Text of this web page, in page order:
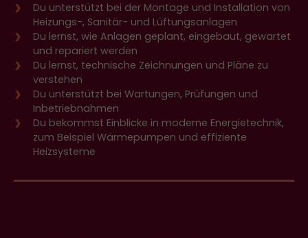
Du unterstützt bei der Montage und Installation von
Heizungs-, Sanitär- und Lüftungsanlagen
Du lernst, wie Anlagen geplant, eingebaut, gewartet
und repariert werden
Du lernst, technische Zeichnungen und Pläne zu
verstehen
Du unterstützt bei Wartungen, Prüfungen und
Inbetriebnahmen
Du bekommst Einblicke in moderne Energietechnik,
zum Beispiel Wärmepumpen und effiziente
Heizsysteme